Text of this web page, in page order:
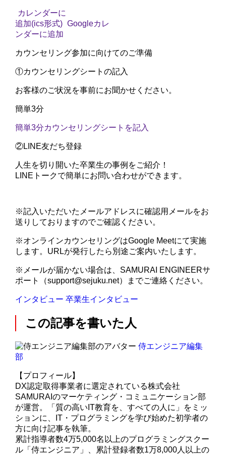
カレンダーに
追加(ics形式) Googleカレ
ンダーに追加
カウンセリング参加に向けてのご準備
①カウンセリングシートの記入
お客様のご状況を事前にお聞かせください。
簡単3分
簡単3分カウンセリングシートを記入
②LINE友だち登録
人生を切り開いた卒業生の事例をご紹介！
LINEトークで簡単にお問い合わせができます。
※記入いただいたメールアドレスに確認用メールをお
送りしておりますのでご確認ください。
※オンラインカウンセリングはGoogle Meetにて実施
します。URLが発行したら別途ご案内いたします。
※メールが届かない場合は、SAMURAI ENGINEERサ
ポート（support@sejuku.net）までご連絡ください。
インタビュー卒業生インタビュー
この記事を書いた人
侍エンジニア編集
部
【プロフィール】
DX認定取得事業者に選定されている株式会社
SAMURAIのマーケティング・コミュニケーション部
が運営。「質の高いIT教育を、すべての人に」をミッ
ションに、IT・プログラミングを学び始めた初学者の
方に向け記事を執筆。
累計指導者数4万5,000名以上のプログラミングスクー
ル「侍エンジニア」、累計登録者数1万8,000人以上の